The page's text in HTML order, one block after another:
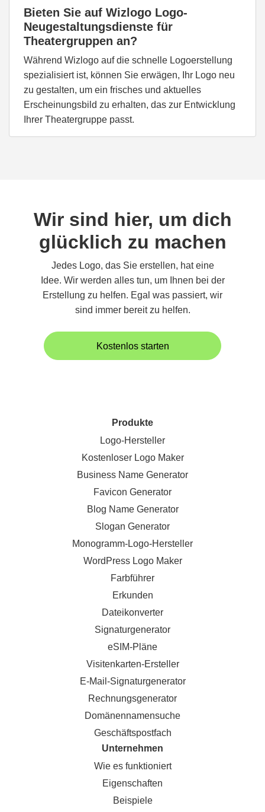
Bieten Sie auf Wizlogo Logo-
Neugestaltungsdienste für
Theatergruppen an?
Während Wizlogo auf die schnelle Logoerstellung
spezialisiert ist, können Sie erwägen, Ihr Logo neu
zu gestalten, um ein frisches und aktuelles
Erscheinungsbild zu erhalten, das zur Entwicklung
Ihrer Theatergruppe passt.
Wir sind hier, um dich
glücklich zu machen
Jedes Logo, das Sie erstellen, hat eine
Idee. Wir werden alles tun, um Ihnen bei der
Erstellung zu helfen. Egal was passiert, wir
sind immer bereit zu helfen.
Kostenlos starten
Produkte
Logo-Hersteller
Kostenloser Logo Maker
Business Name Generator
Favicon Generator
Blog Name Generator
Slogan Generator
Monogramm-Logo-Hersteller
WordPress Logo Maker
Farbführer
Erkunden
Dateikonverter
Signaturgenerator
eSIM-Pläne
Visitenkarten-Ersteller
E-Mail-Signaturgenerator
Rechnungsgenerator
Domänennamensuche
Geschäftspostfach
Unternehmen
Wie es funktioniert
Eigenschaften
Beispiele